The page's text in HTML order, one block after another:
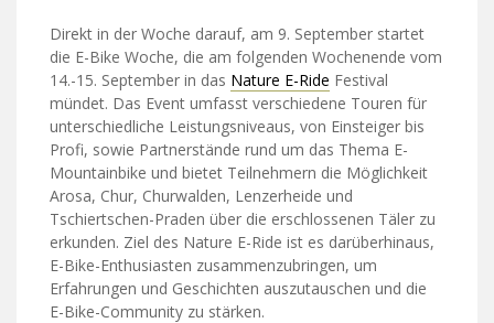
Direkt in der Woche darauf, am 9. September startet
die E-Bike Woche, die am folgenden Wochenende vom
14.-15. September in das Nature E-Ride Festival
mündet. Das Event umfasst verschiedene Touren für
unterschiedliche Leistungsniveaus, von Einsteiger bis
Profi, sowie Partnerstände rund um das Thema E-
Mountainbike und bietet Teilnehmern die Möglichkeit
Arosa, Chur, Churwalden, Lenzerheide und
Tschiertschen-Praden über die erschlossenen Täler zu
erkunden. Ziel des Nature E-Ride ist es darüberhinaus,
E-Bike-Enthusiasten zusammenzubringen, um
Erfahrungen und Geschichten auszutauschen und die
E-Bike-Community zu stärken.